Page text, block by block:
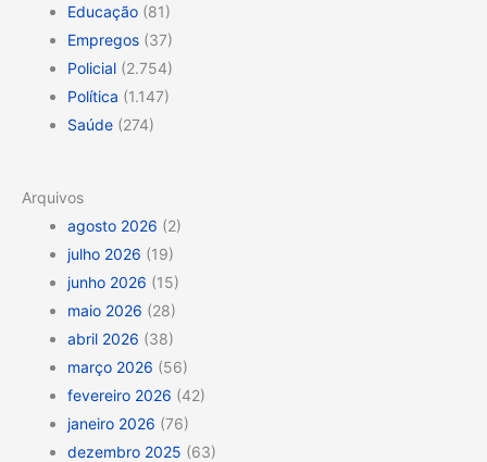
Educação (81)
Empregos (37)
Policial (2.754)
Política (1.147)
Saúde (274)
Arquivos
agosto 2026 (2)
julho 2026 (19)
junho 2026 (15)
maio 2026 (28)
abril 2026 (38)
março 2026 (56)
fevereiro 2026 (42)
janeiro 2026 (76)
dezembro 2025 (63)